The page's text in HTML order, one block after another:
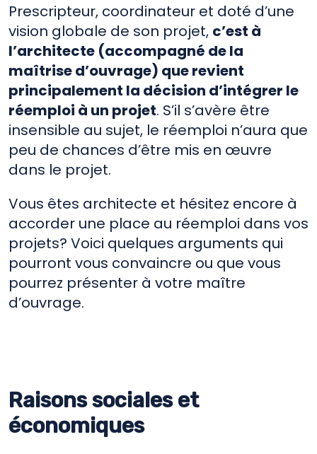
Prescripteur, coordinateur et doté d’une
vision globale de son projet, c’est à
l’architecte (accompagné de la
maîtrise d’ouvrage) que revient
principalement la décision d’intégrer le
réemploi à un projet. S’il s’avère être
insensible au sujet, le réemploi n’aura que
peu de chances d’être mis en œuvre
dans le projet.
Vous êtes architecte et hésitez encore à
accorder une place au réemploi dans vos
projets? Voici quelques arguments qui
pourront vous convaincre ou que vous
pourrez présenter à votre maître
d’ouvrage.
Raisons sociales et
économiques